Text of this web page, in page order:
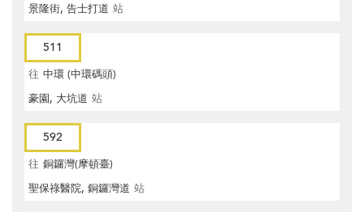
景隆街, 告士打道 站
511
往 中環 (中環碼頭)
豪園, 大坑道 站
592
往 銅鑼灣(摩頓臺)
聖保祿醫院, 銅鑼灣道 站